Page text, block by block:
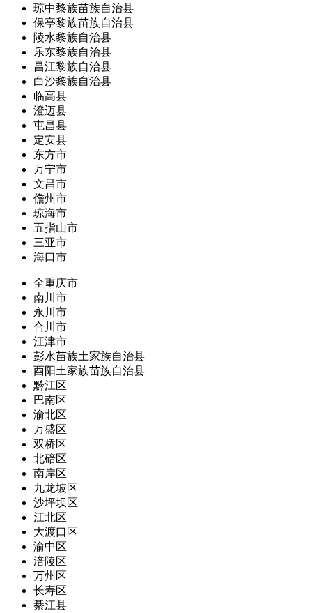
琼中黎族苗族自治县
保亭黎族苗族自治县
陵水黎族自治县
乐东黎族自治县
昌江黎族自治县
白沙黎族自治县
临高县
澄迈县
屯昌县
定安县
东方市
万宁市
文昌市
儋州市
琼海市
五指山市
三亚市
海口市
全重庆市
南川市
永川市
合川市
江津市
彭水苗族土家族自治县
酉阳土家族苗族自治县
黔江区
巴南区
渝北区
万盛区
双桥区
北碚区
南岸区
九龙坡区
沙坪坝区
江北区
大渡口区
渝中区
涪陵区
万州区
长寿区
綦江县